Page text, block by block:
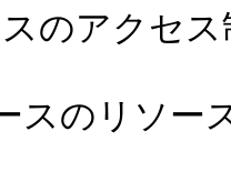
のアクセス
スのリソー